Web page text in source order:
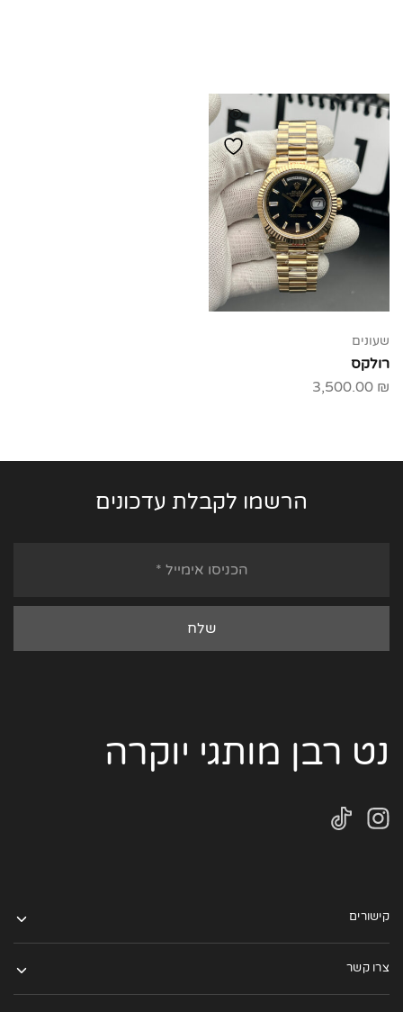
שעונים
רולקס
3,500.00 ₪
הרשמו לקבלת עדכונים
נט רבן מותגי יוקרה
קישורים
צרו קשר